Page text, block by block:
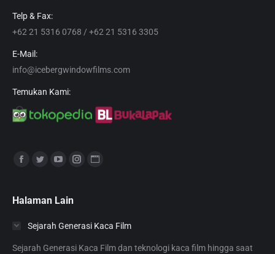
Telp & Fax:
+62 21 5316 0768 / +62 21 5316 3305
E-Mail:
info@icebergwindowfilms.com
Temukan Kami:
Find us on:
opens
new
window
opens
new
window
YouTube
opens
new
window
Instagram
new
window
new
window
Halaman Lain
Sejarah Generasi Kaca Film
Sejarah Generasi Kaca Film dan teknologi kaca film hingga saat